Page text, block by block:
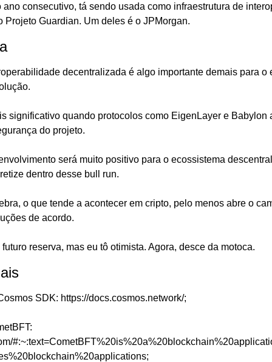
ano consecutivo, tá sendo usada como infraestrutura de
Projeto Guardian. Um deles é o JPMorgan.
decentralizada é algo importante demais para o
significativo quando protocolos como EigenLayer e Babylon
do projeto.
será muito positivo para o ecossistema
dentro desse bull run.
o que tende a acontecer em cripto, pelo menos abre o
de acordo.
reserva, mas eu tô otimista. Agora, desce da motoca.
SDK: https://docs.cosmos.network/;